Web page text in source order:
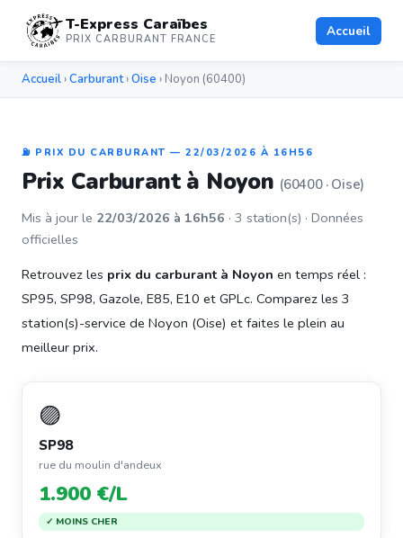
T-Express Caraïbes
PRIX CARBURANT FRANCE Accueil
Accueil ›Carburant›Oise › Noyon (60400)
⛽ PRIX DU CARBURANT — 22/03/2026 À 16H56
Prix Carburant à Noyon (60400 · Oise)
Mis à jour le 22/03/2026 à 16h56 · 3 station(s) · Données
officielles
Retrouvez les prix du carburant à Noyon en temps réel :
SP95, SP98, Gazole, E85, E10 et GPLc. Comparez les 3
station(s)-service de Noyon (Oise) et faites le plein au
meilleur prix.
🟣
SP98
rue du moulin d'andeux
1.900 €/L
✓ MOINS CHER